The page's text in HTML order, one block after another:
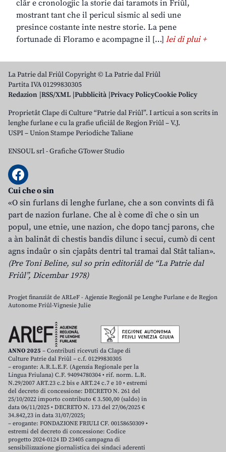
clâr e cronologjic la storie dai taramots in Friûl,
mostrant tant che il pericul sismic al sedi une
presince costante inte nestre storie. La pene
fortunade di Floramo e acompagne il […] lei di plui +
La Patrie dal Friûl Copyright © La Patrie dal Friûl
Partita IVA 01299830305
Redazion RSS/XML Pubblicità Privacy PolicyCookie Policy
Proprietât Clape di Culture “Patrie dal Friûl”. I articui a son scrits in
lenghe furlane e cu la grafie uficiâl de Regjon Friûl – V.J.
USPI – Union Stampe Periodiche Taliane
ENSOUL srl-Grafiche GTower Studio
Cui che o sin
«O sin furlans di lenghe furlane, che a son convints di fâ
part de nazion furlane. Che al è come dî che o sin un
popul, une etnie, une nazion, che dopo tancj parons, che
a àn balinât di chestis bandis dilunc i secui, cumò di cent
agns indaûr o sin cjapâts dentri tal tramai dal Stât talian».
(Pre Toni Beline, sul so prin editoriâl de “La Patrie dal
Friûl”, Dicembar 1978)
Progjet finanziât de ARLeF - Agjenzie Regjonâl pe Lenghe Furlane e de Regjon
Autonome Friûl-Vignesie Julie
ANNO 2025 – Contributi ricevuti da Clape di
Culture Patrie dal Friûl – c.f. 01299830305
– erogante: A.R.L.E.F. (Agenzia Regionale per la
Lingua Friulana) C.F. 94094780304 • rif. norm. L.R.
N.29/2007 ART.23 c.2 bis e ART.24 c.7 e 10 • estremi
del decreto di concessione: DECRETO N. 261 del
25/10/2022 importo contributo € 3.500,00 (saldo) in
data 06/11/2025 • DECRETO N. 173 del 27/06/2025 €
34.842,23 in data 31/07/2025;
– erogante: FONDAZIONE FRIULI CF. 00158650309 •
estremi del decreto di concessione: Codice
progetto 2024-0124 ID 23405 campagna di
sensibilizzazione giornalistica dei sindaci aderenti